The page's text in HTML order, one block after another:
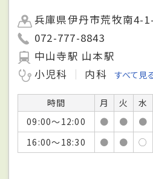
兵庫県伊丹市荒牧南4-
072-777-8843
中山寺駅 山本駅
小児科
内科 すべて見
時間 月 火 水
09:00～12:00
● ● ●
16:00～18:30
● ● ○